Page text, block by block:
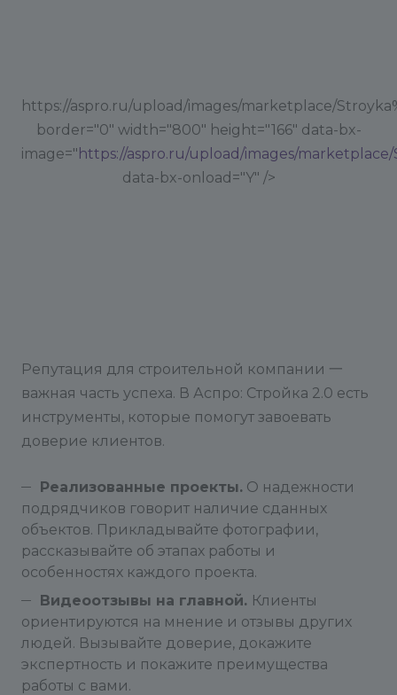
https://aspro.ru/upload/images/marketplace/
border="0" width="800" height="166" data-bx-
image=" https://aspro.ru/upload/images/
data-bx-onload="Y" />
Репутация для строительной компании 一
важная часть успеха. В Аспро: Стройка 2.0 есть
инструменты, которые помогут завоевать
доверие клиентов.
Реализованные проекты. О надежности
подрядчиков говорит наличие сданных
объектов. Прикладывайте фотографии,
рассказывайте об этапах работы и
особенностях каждого проекта.
Видеоотзывы на главной. Клиенты
ориентируются на мнение и отзывы других
людей. Вызывайте доверие, докажите
экспертность и покажите преимущества
работы с вами.